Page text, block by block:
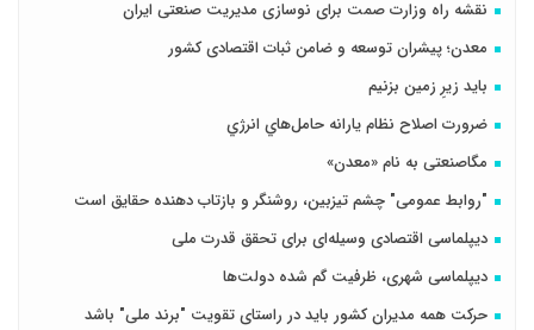
نقشه راه وزارت صمت برای نوسازی مدیریت صنعتی ایران
معدن؛ پیشران توسعه و ضامن ثبات اقتصادی کشور
باید زیرِ زمین بزنیم
ضرورت اصلاح نظام يارانه حامل‌هاي انرژي
مگاصنعتی به نام «معدن»
"روابط عمومی" چشم تیزبین، روشنگر و بازتاب دهنده حقایق است
دیپلماسی اقتصادی وسیله‌ای برای تحقق قدرت ملی
دیپلماسی شهری، ظرفیت گم شده دولت‌ها
حرکت همه مدیران کشور باید در راستای تقویت "برند ملی" باشد